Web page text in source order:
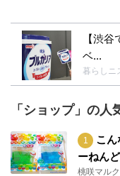
【渋
ベ...
暮らしニ
「ショップ」の人
こん
ーねん
桃咲マルク